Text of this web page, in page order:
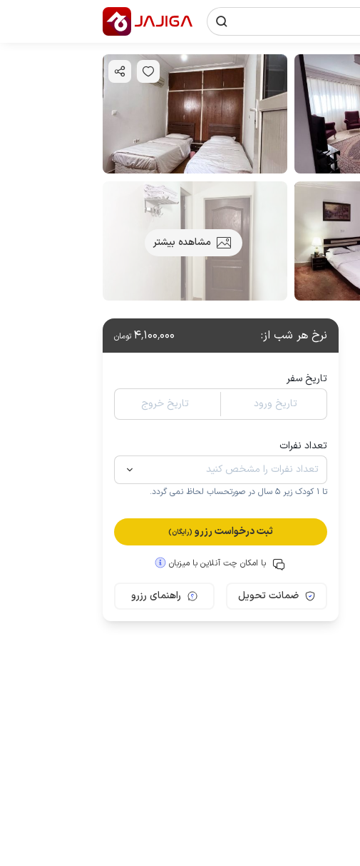
مشاهده بیشتر
نرخ هر شب از: 4٬100٬000 تومان
تاریخ سفر
تاریخ ورود
تاریخ خروج
تعداد نفرات
تا 1 کودک زیر 5 سال در صورتحساب لحاظ نمی گردد.
ثبت درخواست رزرو (رایگان)
با امکان چت آنلاین با میزبان
ضمانت تحویل راهنمای رزرو